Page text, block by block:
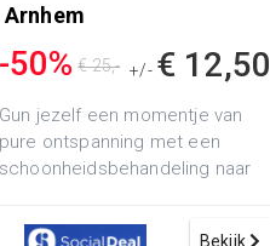
Arnhem
-50% +/- € 12,50
€ 25,-
Gun jezelf een momentje van
pure ontspanning met een
schoonheidsbehandeling naar
Nagelstudio: ga bij...
Bekijk